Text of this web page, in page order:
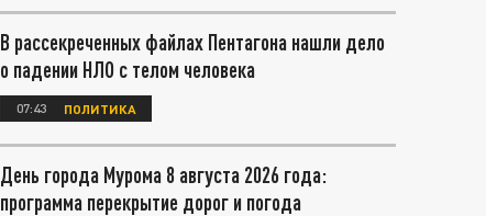
В рассекреченных файлах Пентагона нашли дело
о падении НЛО с телом человека
07:43 ПОЛИТИКА
День города Мурома 8 августа 2026 года:
программа перекрытие дорог и погода